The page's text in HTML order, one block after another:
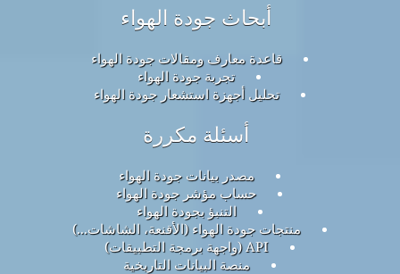
أبحاث جودة الهواء
قاعدة معارف ومقالات جودة الهواء
تجربة جودة الهواء
تحليل أجهزة استشعار جودة الهواء
أسئلة مكررة
مصدر بيانات جودة الهواء
حساب مؤشر جودة الهواء
التنبؤ بجودة الهواء
منتجات جودة الهواء (الأقنعة، الشاشات...)
API (واجهة برمجة التطبيقات)
منصة البيانات التاريخية